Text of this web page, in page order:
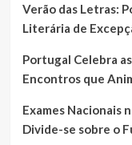
Verão das Letras:
Literária de
Portugal Celebra
Encontros que
Exames Nacionais
Divide-se sobre o